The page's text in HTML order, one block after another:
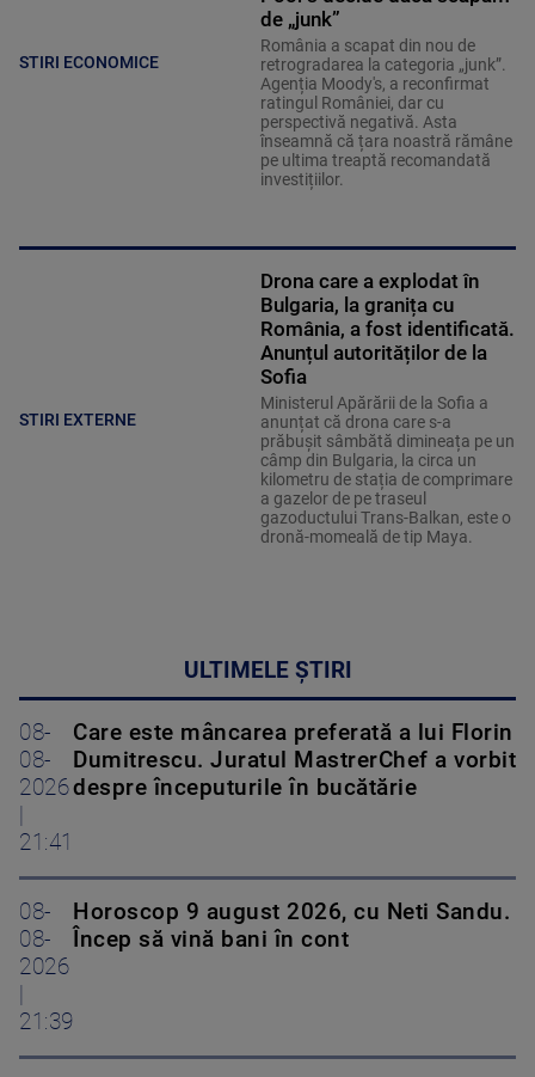
STIRI ECONOMICE
de „junk”
România a scapat din nou de
retrogradarea la categoria „junk”.
Agenția Moody's, a reconfirmat
ratingul României, dar cu
perspectivă negativă. Asta
înseamnă că țara noastră rămâne
pe ultima treaptă recomandată
investițiilor.
STIRI EXTERNE
Drona care a explodat în
Bulgaria, la granița cu
România, a fost identificată.
Anunțul autorităților de la
Sofia
Ministerul Apărării de la Sofia a
anunțat că drona care s-a
prăbușit sâmbătă dimineața pe un
câmp din Bulgaria, la circa un
kilometru de stația de comprimare
a gazelor de pe traseul
gazoductului Trans-Balkan, este o
dronă-momeală de tip Maya.
ULTIMELE ȘTIRI
08-
08-
2026
21:41
Care este mâncarea preferată a lui Florin
Dumitrescu. Juratul MastrerChef a vorbit
despre începuturile în bucătărie
08-
08-
2026
21:39
Horoscop 9 august 2026, cu Neti Sandu.
Încep să vină bani în cont